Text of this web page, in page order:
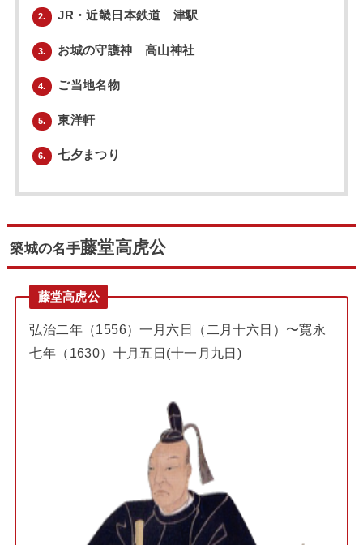
2. JR・近畿日本鉄道 津駅
3. お城の守護神 高山神社
4. ご当地名物
5. 東洋軒
6. 七夕まつり
築城の名手藤堂高虎公
藤堂高虎公
弘治二年（1556）一月六日（二月十六日）〜寛永
七年（1630）十月五日(十一月九日)